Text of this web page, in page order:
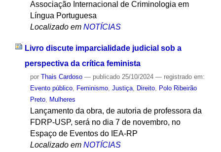
Associação Internacional de Criminologia em
Língua Portuguesa
Localizado em NOTÍCIAS
Livro discute imparcialidade judicial sob a
perspectiva da crítica feminista
por Thais Cardoso — publicado25/10/2024 — registrado em:
Evento público, Feminismo, Justiça, Direito, Polo Ribeirão
Preto, Mulheres
Lançamento da obra, de autoria de professora da
FDRP-USP, será no dia 7 de novembro, no
Espaço de Eventos do IEA-RP
Localizado em NOTÍCIAS